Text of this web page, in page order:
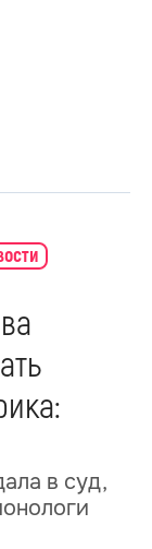
в суд,